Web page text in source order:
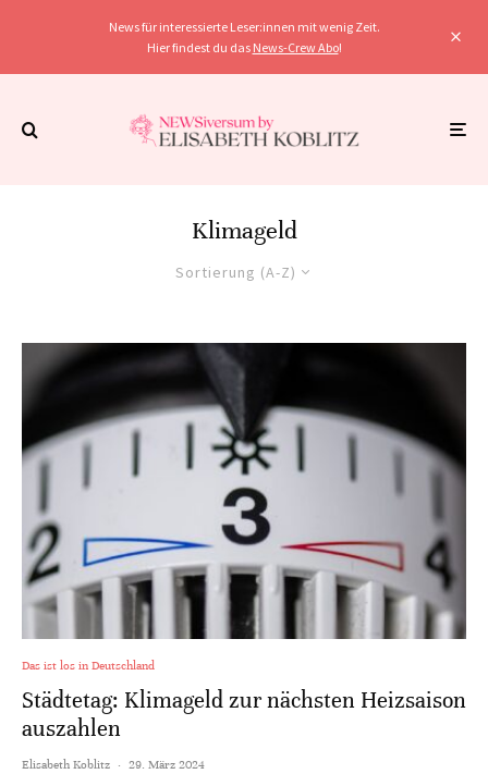
News für interessierte Leser:innen mit wenig Zeit.
Hier findest du das News-Crew Abo!
Klimageld
Sortierung (A-Z)
Das ist los in Deutschland
Städtetag: Klimageld zur nächsten Heizsaison
auszahlen
Elisabeth Koblitz · 29. März 2024